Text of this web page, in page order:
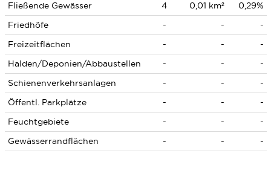
Fließende Gewässer
4 0,01 km²
0,29%
Friedhöfe
- -
-
Freizeitflächen
- -
-
Halden/Deponien/Abbaustellen
- -
-
Schienenverkehrsanlagen
- -
-
Öffentl. Parkplätze
- -
-
Feuchtgebiete
- -
-
Gewässerrandflächen
- - -